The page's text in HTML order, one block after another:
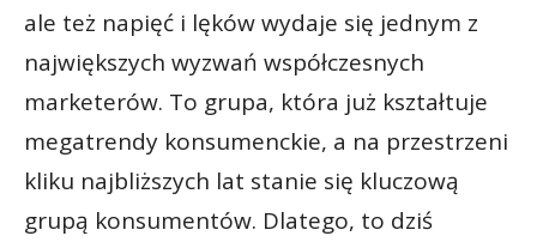
ale też napięć i lęków wydaje się jednym z
największych wyzwań współczesnych
marketerów. To grupa, która już kształtuje
megatrendy konsumenckie, a na przestrzeni
kliku najbliższych lat stanie się kluczową
grupą konsumentów. Dlatego, to dziś